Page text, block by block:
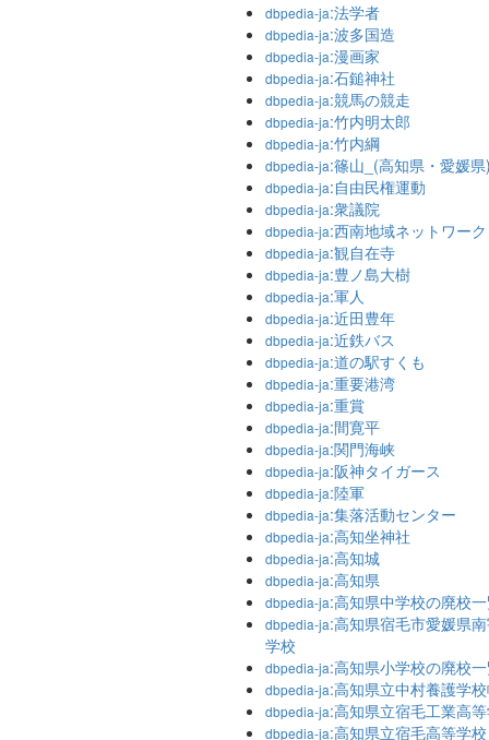
dbpedia-ja:法学者
dbpedia-ja:波多国造
dbpedia-ja:漫画家
dbpedia-ja:石鎚神社
dbpedia-ja:競馬の競走
dbpedia-ja:竹内明太郎
dbpedia-ja:竹内綱
dbpedia-ja:篠山_(高知県・愛媛
dbpedia-ja:自由民権運動
dbpedia-ja:衆議院
dbpedia-ja:西南地域ネットワーク
dbpedia-ja:観自在寺
dbpedia-ja:豊ノ島大樹
dbpedia-ja:軍人
dbpedia-ja:近田豊年
dbpedia-ja:近鉄バス
dbpedia-ja:道の駅すくも
dbpedia-ja:重要港湾
dbpedia-ja:重賞
dbpedia-ja:間寛平
dbpedia-ja:関門海峡
dbpedia-ja:阪神タイガース
dbpedia-ja:陸軍
dbpedia-ja:集落活動センター
dbpedia-ja:高知坐神社
dbpedia-ja:高知城
dbpedia-ja:高知県
dbpedia-ja:高知県中学校の廃校
dbpedia-ja:高知県宿毛市愛媛県
学校
dbpedia-ja:高知県小学校の廃校
dbpedia-ja:高知県立中村養護学
dbpedia-ja:高知県立宿毛工業高
dbpedia-ja:高知県立宿毛高等学校